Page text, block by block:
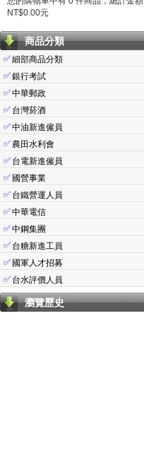
NT$0.00元
商品分類
✅細部商品分類
✅銀行考試
✅中華郵政
✅ 台灣菸酒
✅中油新進僱員
✅ 農田水利會
✅ 台電新進僱員
✅ 國營事業
✅ 台鐵營運人員
✅中華電信
✅中鋼集團
✅ 台糖新進工員
✅ 國軍人才招募
✅ 台水評價人員
瀏覽歷史